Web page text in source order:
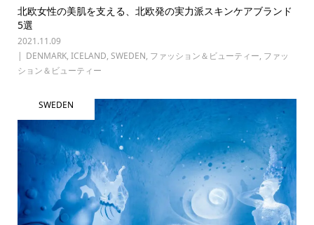
北欧女性の美肌を支える、北欧発の実力派スキンケアブランド
5選
2021.11.09
DENMARK, ICELAND, SWEDEN, ファッション＆ビューティー, ファッ
ション＆ビューティー
SWEDEN